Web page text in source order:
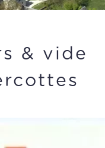
& vide